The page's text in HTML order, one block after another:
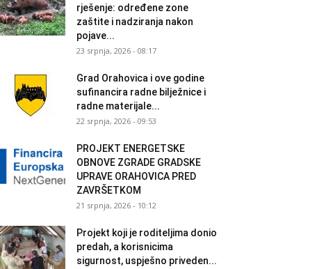
rješenje: određene zone
zaštite i nadziranja nakon
pojave...
23 srpnja, 2026 - 08:17
Grad Orahovica i ove godine
sufinancira radne bilježnice i
radne materijale...
22 srpnja, 2026 - 09:53
PROJEKT ENERGETSKE
OBNOVE ZGRADE GRADSKE
UPRAVE ORAHOVICA PRED
ZAVRŠETKOM
21 srpnja, 2026 - 10:12
Projekt koji je roditeljima donio
predah, a korisnicima
sigurnost, uspješno priveden...